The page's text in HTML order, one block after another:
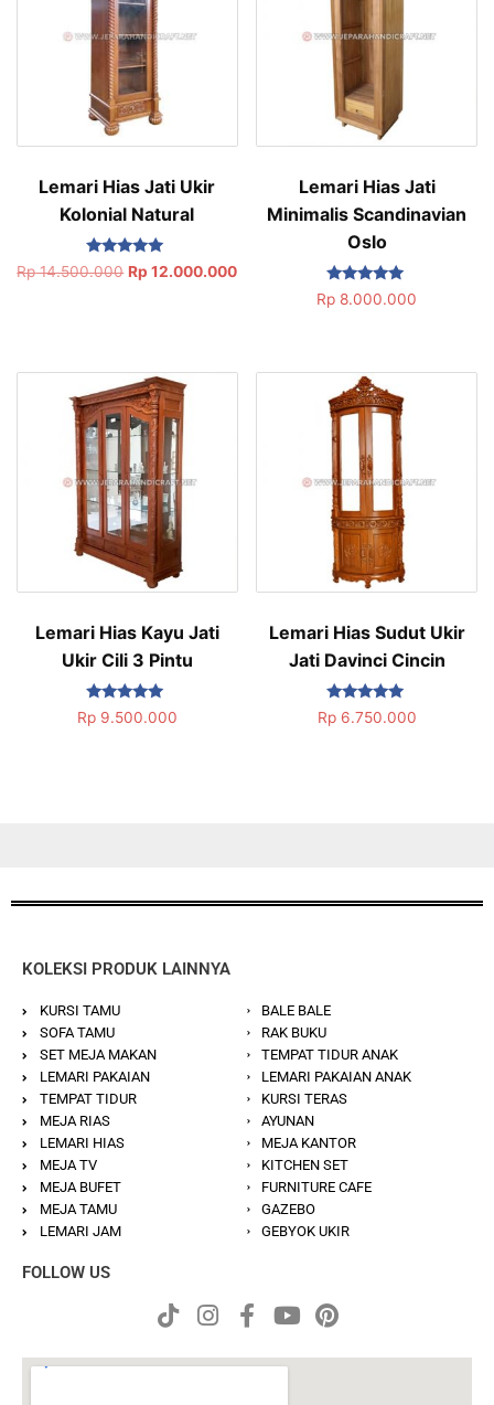
Lemari Hias Jati Ukir
Kolonial Natural
Dinilai
5.00
Rp14.500.000 Rp 12.000.000
Lemari Hias Jati
Minimalis Scandinavian
Oslo
Dinilai
5.00
Rp 8.000.000
Lemari Hias Kayu Jati
Ukir Cili 3 Pintu
Dinilai
5.00
Rp9.500.000
Lemari Hias Sudut Ukir
Jati Davinci Cincin
Dinilai
5.00
Rp6.750.000
KOLEKSI PRODUK LAINNYA
KURSI TAMU
SOFA TAMU
SET MEJA MAKAN
LEMARI PAKAIAN
TEMPAT TIDUR
MEJA RIAS
LEMARI HIAS
MEJA TV
MEJA BUFET
MEJA TAMU
LEMARI JAM
BALE BALE
RAK BUKU
TEMPAT TIDUR ANAK
LEMARI PAKAIAN ANAK
KURSI TERAS
AYUNAN
MEJA KANTOR
KITCHEN SET
FURNITURE CAFE
GAZEBO
GEBYOK UKIR
FOLLOW US